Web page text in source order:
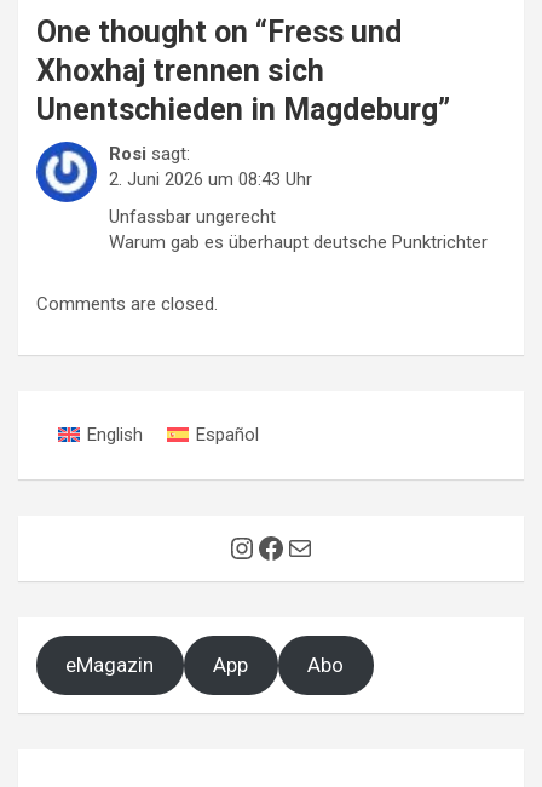
One thought on “ Fress und
Xhoxhaj trennen sich
Unentschieden in Magdeburg”
Rosi sagt:
2. Juni 2026 um 08:43 Uhr
Unfassbar ungerecht
Warum gab es überhaupt deutsche Punktrichter
Comments are closed.
English Español
Instagram
Facebook
E-Mail
eMagazin App Abo